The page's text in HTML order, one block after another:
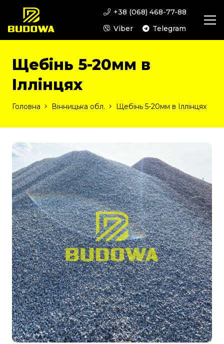
+38 (068) 468-77-88
Viber
Telegram
Щебінь 5-20мм в
Іллінцях
Головна Вінницька обл. Щебінь 5-20мм в Іллінцях